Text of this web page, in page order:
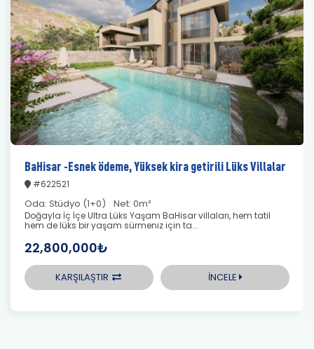
BaHisar -Esnek ödeme, Yüksek kira getirili Lüks Villalar
#622521
Oda: Stüdyo (1+0) Net: 0m²
Doğayla İç İçe Ultra Lüks Yaşam BaHisar villaları, hem tatil
hem de lüks bir yaşam sürmeniz için ta...
22,800,000₺
KARŞILAŞTIR İNCELE